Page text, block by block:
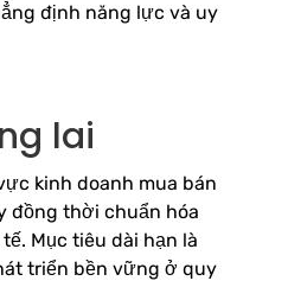
định năng lực và uy
lai
kinh doanh mua bán
đồng thời chuẩn hóa
Mục tiêu dài hạn là
triển bền vững ở quy